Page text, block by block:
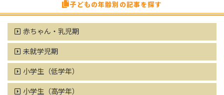
子どもの年齢別の記事を探す
赤ちゃん・乳児期
未就学児期
小学生（低学年）
小学生（高学年）